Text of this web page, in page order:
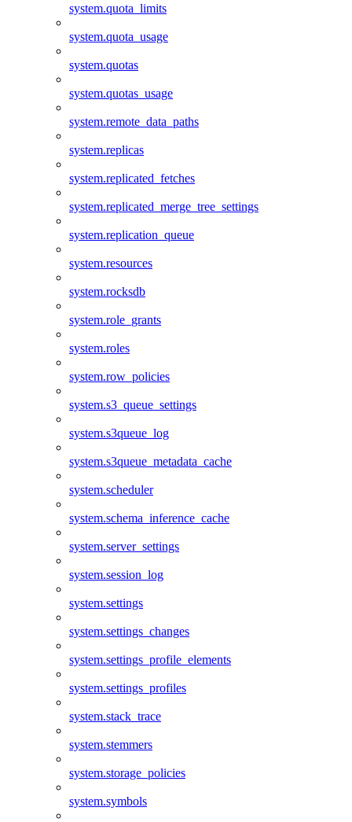
system.quota_limits
system.quota_usage
system.quotas
system.quotas_usage
system.remote_data_paths
system.replicas
system.replicated_fetches
system.replicated_merge_tree_settings
system.replication_queue
system.resources
system.rocksdb
system.role_grants
system.roles
system.row_policies
system.s3_queue_settings
system.s3queue_log
system.s3queue_metadata_cache
system.scheduler
system.schema_inference_cache
system.server_settings
system.session_log
system.settings
system.settings_changes
system.settings_profile_elements
system.settings_profiles
system.stack_trace
system.stemmers
system.storage_policies
system.symbols